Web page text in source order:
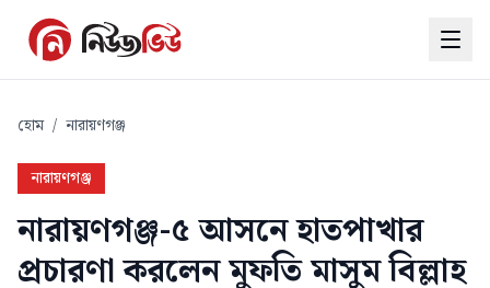
হোম / নারায়ণগঞ্জ
নারায়ণগঞ্জ
নারায়ণগঞ্জ-৫ আসনে হাতপাখার
প্রচারণা করলেন মুফতি মাসুম বিল্লাহ